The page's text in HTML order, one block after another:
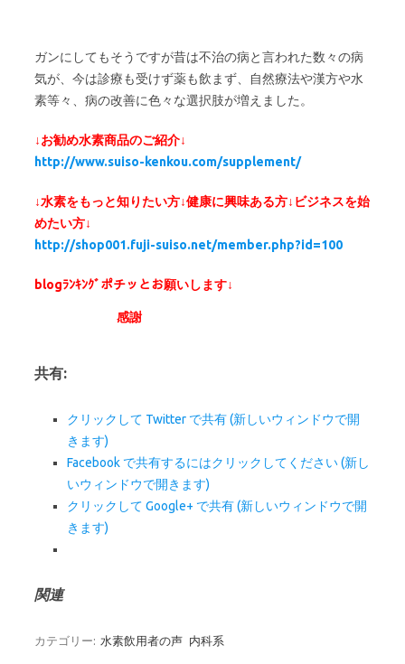
ガンにしてもそうですが昔は不治の病と言われた数々の病
気が、今は診療も受けず薬も飲まず、自然療法や漢方や水
素等々、病の改善に色々な選択肢が増えました。
↓お勧め水素商品のご紹介↓
http://www.suiso-kenkou.com/supplement/
↓水素をもっと知りたい方↓健康に興味ある方↓ビジネスを始
めたい方↓
http://shop001.fuji-suiso.net/member.php?id=100
blogﾗﾝｷﾝｸﾞポチッとお願いします↓
感謝
共有:
クリックして Twitter で共有 (新しいウィンドウで開
きます)
Facebook で共有するにはクリックしてください (新し
いウィンドウで開きます)
クリックして Google+ で共有 (新しいウィンドウで開
きます)
関連
カテゴリー: 水素飲用者の声 内科系